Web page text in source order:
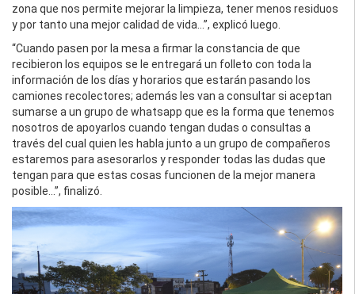
zona que nos permite mejorar la limpieza, tener menos residuos
y por tanto una mejor calidad de vida…”, explicó luego.
“Cuando pasen por la mesa a firmar la constancia de que
recibieron los equipos se le entregará un folleto con toda la
información de los días y horarios que estarán pasando los
camiones recolectores; además les van a consultar si aceptan
sumarse a un grupo de whatsapp que es la forma que tenemos
nosotros de apoyarlos cuando tengan dudas o consultas a
través del cual quien les habla junto a un grupo de compañeros
estaremos para asesorarlos y responder todas las dudas que
tengan para que estas cosas funcionen de la mejor manera
posible...”, finalizó.